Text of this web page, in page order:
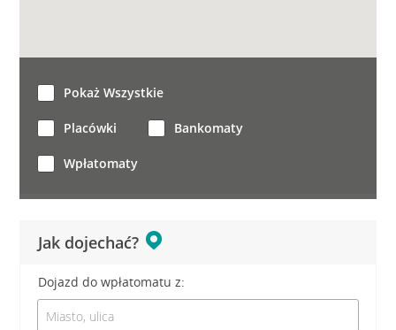
Jak dojechać?
Dojazd do wpłatomatu z:
Pokaż Wszystkie
Placówki Bankomaty
Wpłatomaty